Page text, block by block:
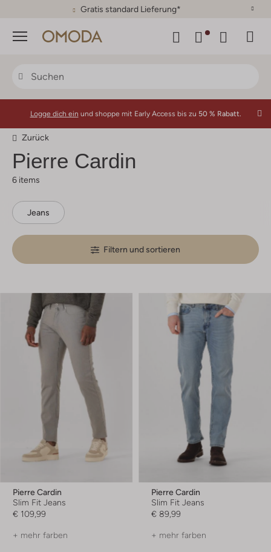
Menü
Logge dich ein und shoppe mit Early Access bis zu 50 % Rabatt.
Zurück
Pierre Cardin
6 items
Jeans
Filtern und sortieren
Pierre Cardin
Slim Fit Jeans
€ 109,99
+ mehr farben
Pierre Cardin
Slim Fit Jeans
€ 89,99
+ mehr farben